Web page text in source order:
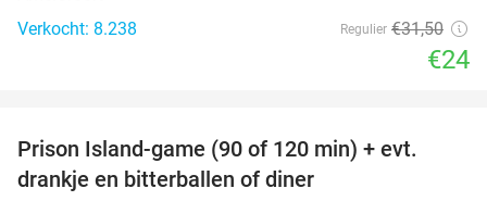
Verkocht: 8.238
Regulier €31,50
€24
Prison Island-game (90 of 120 min) + evt.
drankje en bitterballen of diner